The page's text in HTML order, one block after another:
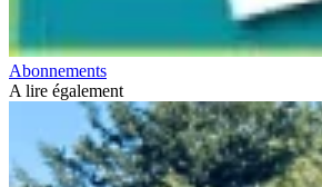
Abonnements
A lire également